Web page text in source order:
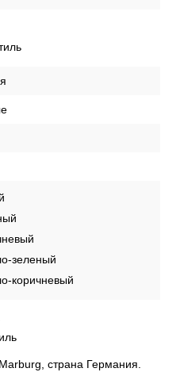
зеленый
коричневый
страна Германия.